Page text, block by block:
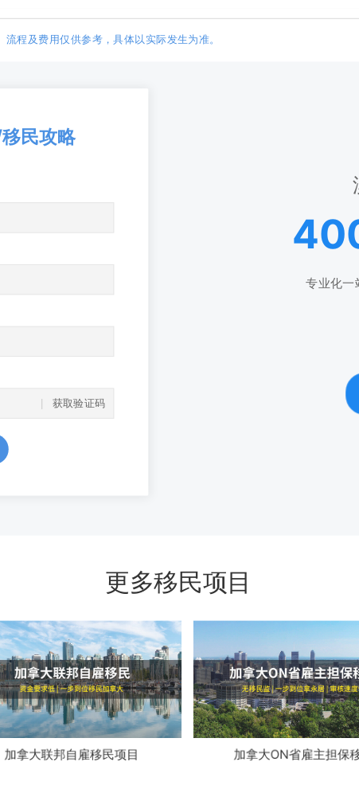
程及费用仅供参考，具体以实际发生为准。
民攻略
获取验证码
专业化一
更多移民项目
加拿大ON省雇主担保移民 美国EB-1A杰出人才移民